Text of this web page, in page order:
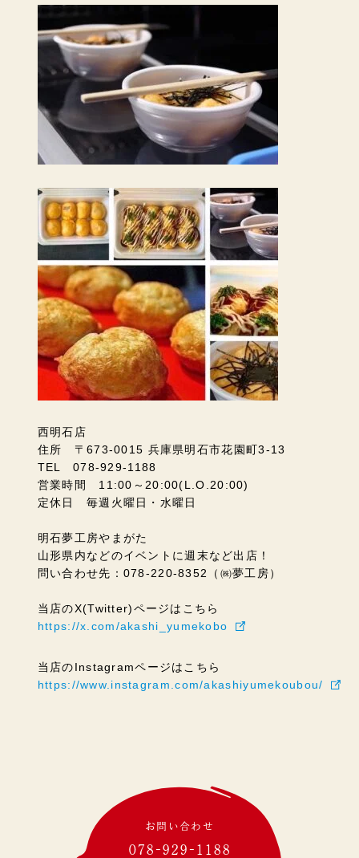
西明石店
住所 〒673-0015 兵庫県明石市花園町3-13
TEL 078-929-1188
営業時間 11:00～20:00(L.O.20:00)
定休日 毎週火曜日・水曜日
明石夢工房やまがた
山形県内などのイベントに週末など出店！
問い合わせ先：078-220-8352（㈱夢工房）
当店のX(Twitter)ページはこちら
https://x.com/akashi_yumekobo
当店のInstagramページはこちら
https://www.instagram.com/akashiyumekoubou/
お問い合わせ
078-929-1188